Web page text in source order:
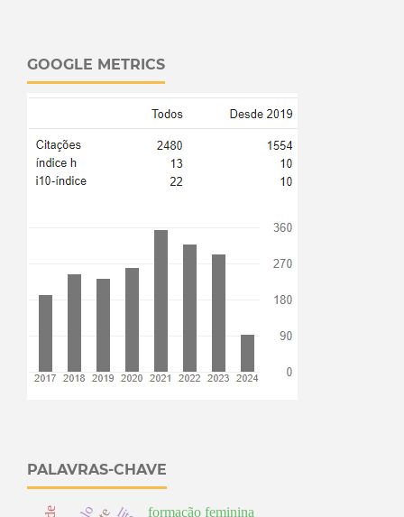
GOOGLE METRICS
PALAVRAS-CHAVE
formação feminina